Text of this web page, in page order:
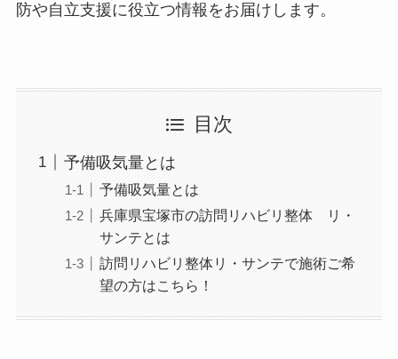
防や自立支援に役立つ情報をお届けします。
目次
予備吸気量とは
予備吸気量とは
兵庫県宝塚市の訪問リハビリ整体 リ・
サンテとは
訪問リハビリ整体リ・サンテで施術ご希
望の方はこちら！